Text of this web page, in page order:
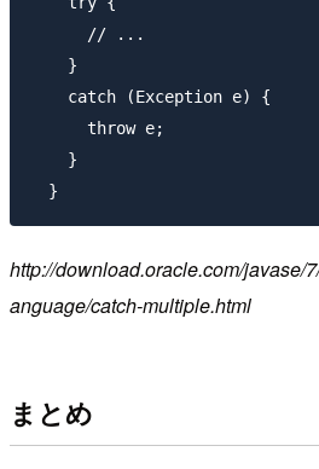
      // ...
    }
    catch (Exception e) {
      throw e;
    }
http://download.oracle.com/javase/
anguage/catch-multiple.html
まとめ